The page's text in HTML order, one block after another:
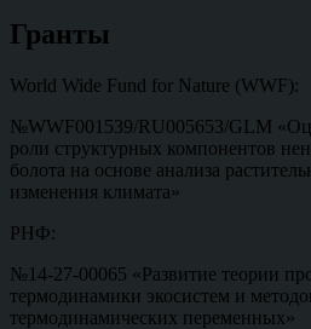
Гранты
World Wide Fund for Nature (WWF):
№WWF001539/RU005653/GLM
роли структурных компонентов
болота на основе анализа
изменения климата»
РНФ:
№14-27-00065 «Развитие теории
термодинамики экосистем и
термодинамических переменных»